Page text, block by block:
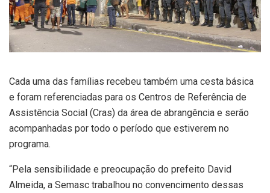
Cada uma das famílias recebeu também uma cesta básica
e foram referenciadas para os Centros de Referência de
Assistência Social (Cras) da área de abrangência e serão
acompanhadas por todo o período que estiverem no
programa.
“Pela sensibilidade e preocupação do prefeito David
Almeida, a Semasc trabalhou no convencimento dessas